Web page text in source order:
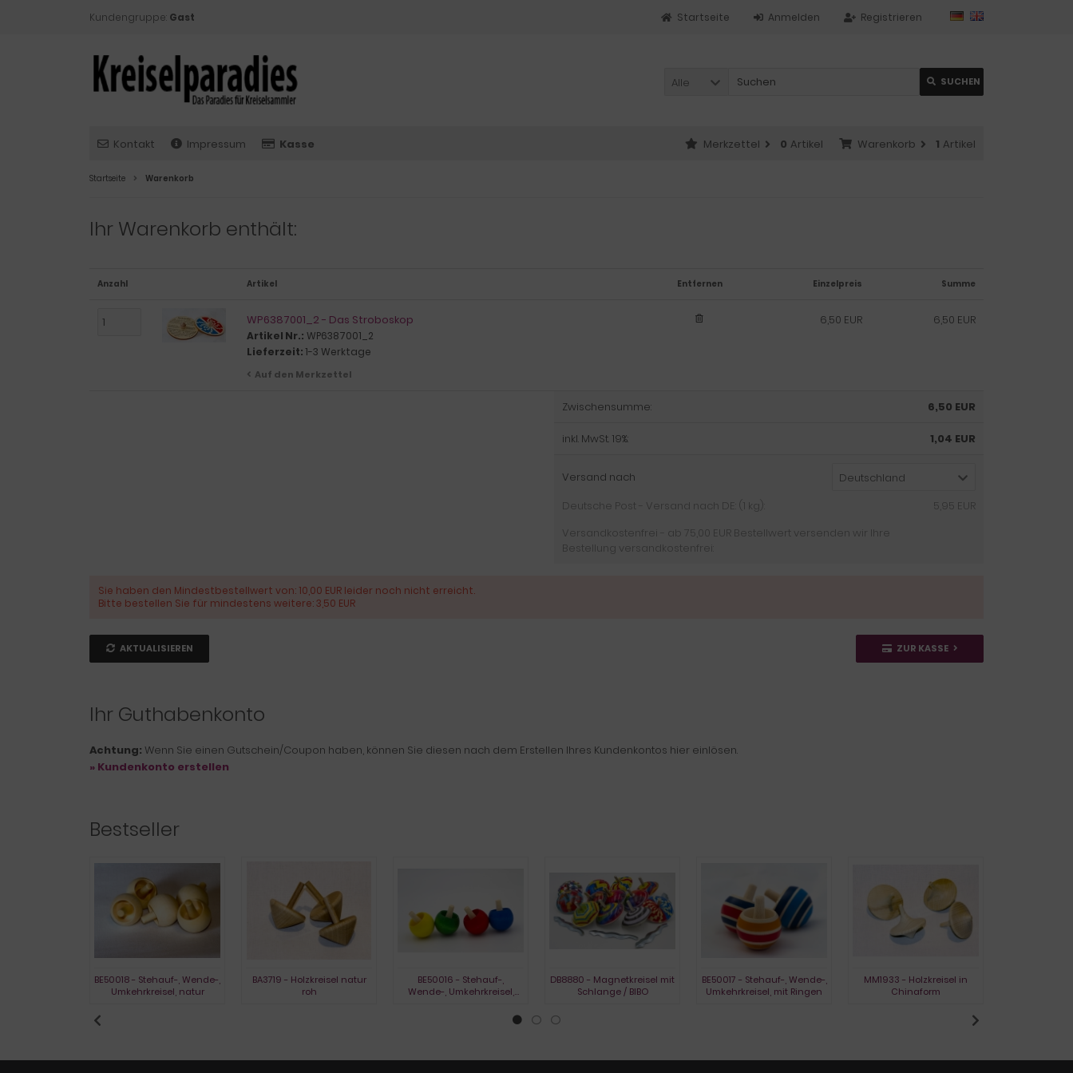
Kundengruppe: Gast Registrieren
Anmelden
Startseite
Alle SUCHEN
Kontakt Impressum Kasse Warenkorb 1 Artikel
Merkzettel 0 Artikel
Startseite Warenkorb
Ihr Warenkorb enthält:
Anzahl Artikel Summe
Einzelpreis
Entfernen
WP6387001_2 - Das Stroboskop
Artikel Nr.: WP6387001_2
Lieferzeit: 1-3 Werktage
Auf den Merkzettel
6,50 EUR
6,50 EUR
Zwischensumme: 6,50 EUR
inkl. MwSt. 19%: 1,04 EUR
Versand nach
Deutschland
Deutsche Post - Versand nach DE: (1 kg):
5,95 EUR
Versandkostenfrei - ab 75,00 EUR Bestellwert versenden wir Ihre
Bestellung versandkostenfrei:
Sie haben den Mindestbestellwert von: 10,00 EUR leider noch nicht erreicht.
Bitte bestellen Sie für mindestens weitere: 3,50 EUR
AKTUALISIEREN ZUR KASSE
Ihr Guthabenkonto
Achtung: Wenn Sie einen Gutschein/Coupon haben, können Sie diesen nach dem Erstellen Ihres Kundenkontos hier einlösen.
» Kundenkonto erstellen
Bestseller
BE50018 - Stehauf-, Wende-,
Umkehrkreisel, natur
BA3719 - Holzkreisel natur
roh
BE50016 - Stehauf-,
Wende-, Umkehrkreisel,
DB8880 - Magnetkreisel mit
Schlange / BIBO
BE50017 - Stehauf-, Wende-,
Umkehrkreisel, mit Ringen
MM1933 - Holzkreisel in
Chinaform